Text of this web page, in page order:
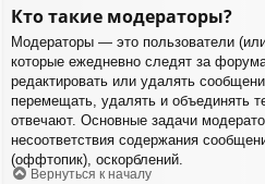
Кто такие модераторы?
Модераторы — это пользователи
которые ежедневно следят за
редактировать или удалять
перемещать, удалять и объединять
отвечают. Основные задачи
несоответствия содержания
(оффтопик), оскорблений.
Вернуться к началу